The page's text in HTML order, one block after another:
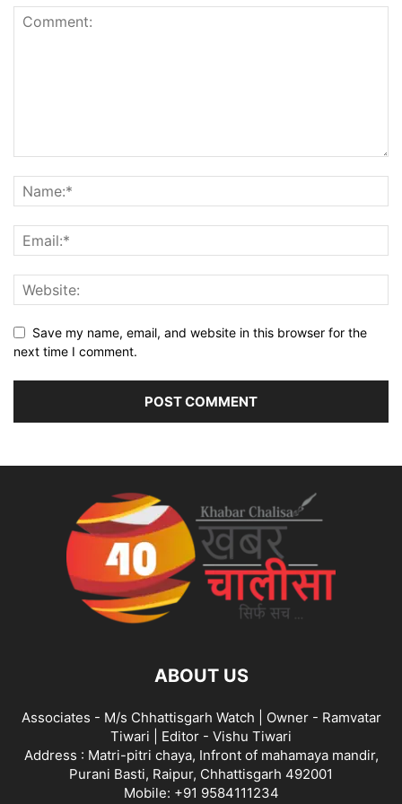
Save my name, email, and website in this browser for the
next time I comment.
ABOUT US
Associates - M/s Chhattisgarh Watch | Owner - Ramvatar
Tiwari | Editor - Vishu Tiwari
Address : Matri-pitri chaya, Infront of mahamaya mandir,
Purani Basti, Raipur, Chhattisgarh 492001
Mobile: +91 9584111234